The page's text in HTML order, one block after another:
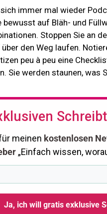
immer mal wieder
bewusst auf Bläh- und
Stoppen Sie an
über den Weg laufen.
peu à peu eine
Sie werden staunen, was
meinen kostenlosen
„Einfach wissen,
Ja, ich will gratis exklusive